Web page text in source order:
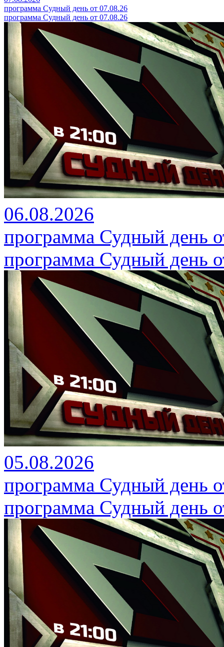
программа Судный день от 07.08.26
программа Судный день от 07.08.26
06.08.2026
программа Судный день
программа Судный день
05.08.2026
программа Судный день
программа Судный день